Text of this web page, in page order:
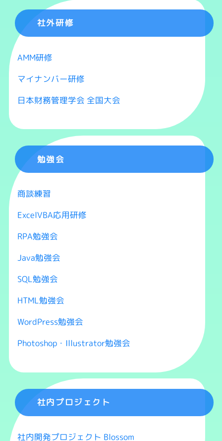
社外研修
AMM研修
マイナンバー研修
日本財務管理学会 全国大会
勉強会
商談練習
ExcelVBA応用研修
RPA勉強会
Java勉強会
SQL勉強会
HTML勉強会
WordPress勉強会
Photoshop・Illustrator勉強会
社内プロジェクト
社内開発プロジェクト Blossom